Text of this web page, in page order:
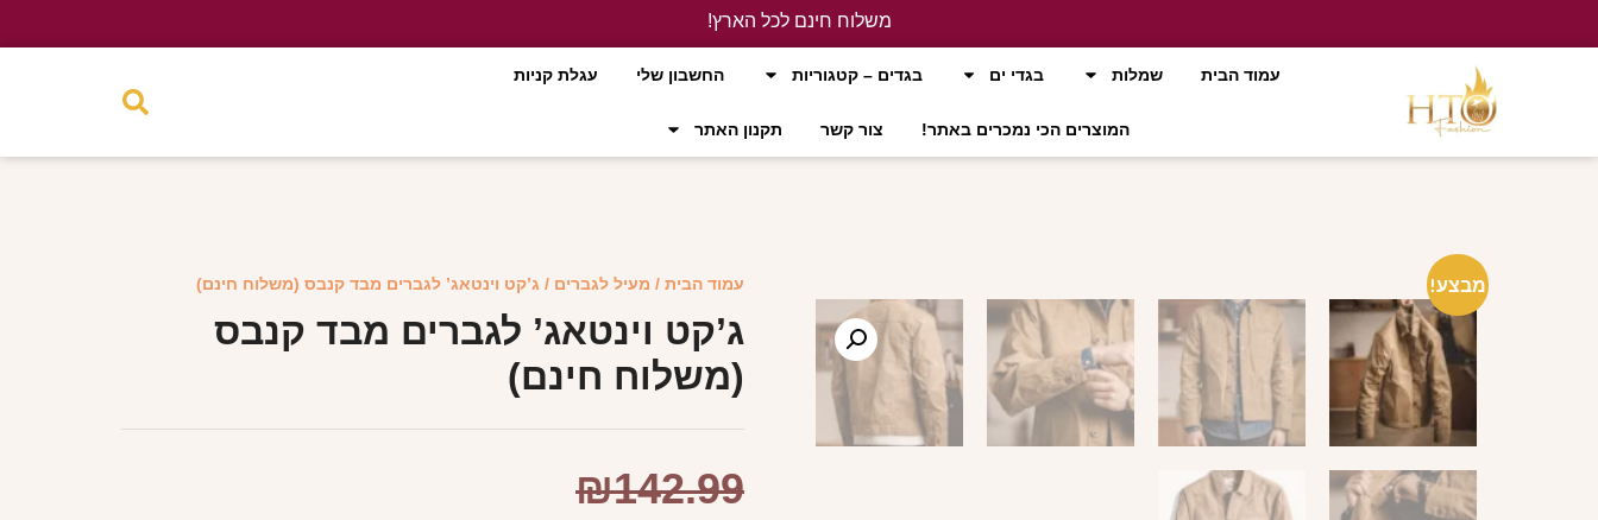
משלוח חינם לכל הארץ!
עמוד הבית
שמלות בגדי ים בגדים – קטגוריות החשבון שלי עגלת קניות
המוצרים הכי נמכרים באתר! צור קשר תקנון האתר
מבצע! עמוד הבית / מעיל לגברים / ג’קט וינטאג’ לגברים מבד קנבס (משלוח חינם)
ג’קט וינטאג’ לגברים מבד קנבס
(משלוח חינם)
₪142.99